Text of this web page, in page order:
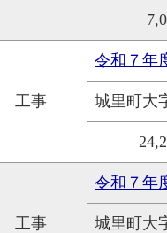
工事
令和７
城里町
工事
令和７年
城里町